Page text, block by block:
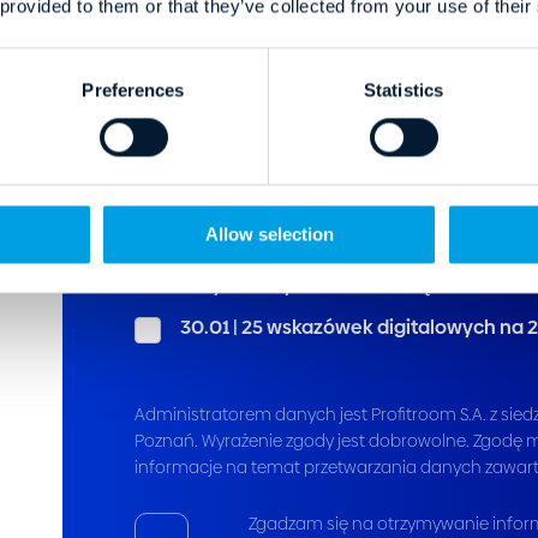
to them or that they’ve collected from your use of
Preferences Statistics
Allow selection
Kraj
Webinary w których chcesz wziąć udział*
30.01 | 25 wskazówek digitalowych na
Administratorem danych jest Profitroom S.A. z
Poznań. Wyrażenie zgody jest dobrowolne. Zgodę
informacje na temat przetwarzania danych
Zgadzam się na otrzymywanie